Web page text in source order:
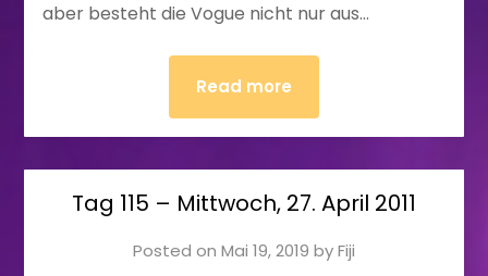
aber besteht die Vogue nicht nur aus…
Read more
Tag 115 – Mittwoch, 27. April 2011
Posted on Mai 19, 2019 byFiji